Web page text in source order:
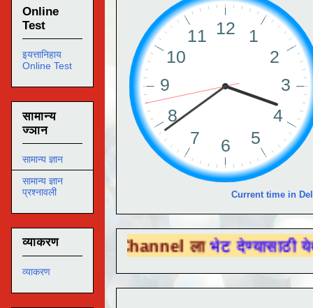
Current time in
Channel ला भेट देण्यासाठी येथे क्लिक
Online
Test
इयत्तानिहाय
Online Test
सामान्य
ज्ञान
सामान्य ज्ञान
सामान्य ज्ञान
प्रश्नावली
व्याकरण
व्याकरण